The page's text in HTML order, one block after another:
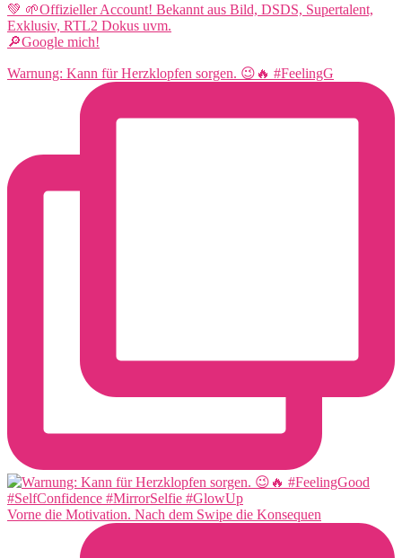
💚 🌱Offizieller Account! Bekannt aus Bild, DSDS, Supertalent,
Exklusiv, RTL2 Dokus uvm.
🔎Google mich!
Warnung: Kann für Herzklopfen sorgen. 😉🔥 #FeelingG
Vorne die Motivation. Nach dem Swipe die Konsequen